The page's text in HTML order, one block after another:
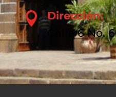
 Dirección:
Calle 6 No.